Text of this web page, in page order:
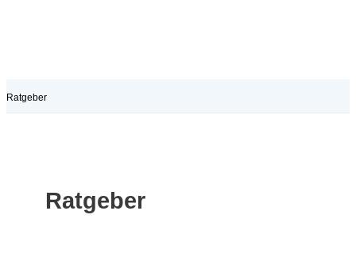
Ratgeber
Ratgeber